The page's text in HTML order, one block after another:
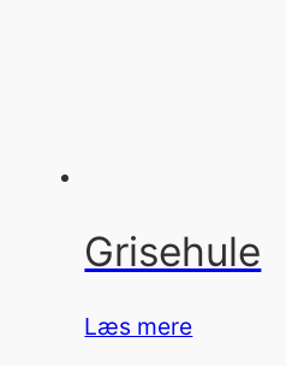
Grisehule
Læs mere